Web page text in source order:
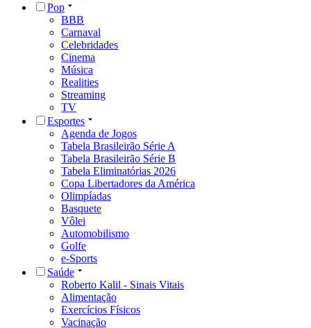
Pop
BBB
Carnaval
Celebridades
Cinema
Música
Realities
Streaming
TV
Esportes
Agenda de Jogos
Tabela Brasileirão Série A
Tabela Brasileirão Série B
Tabela Eliminatórias 2026
Copa Libertadores da América
Olimpíadas
Basquete
Vôlei
Automobilismo
Golfe
e-Sports
Saúde
Roberto Kalil - Sinais Vitais
Alimentação
Exercícios Físicos
Vacinação